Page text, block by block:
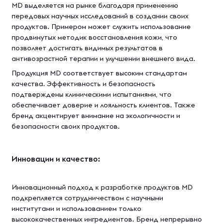
MD выделяется на рынке благодаря применению
передовых научных исследований в создании своих
продуктов. Примером может служить использование
продвинутых методик восстановления кожи, что
позволяет достигать видимых результатов в
антивозрастной терапии и улучшении внешнего вида.
Продукция MD соответствует высоким стандартам
качества. Эффективность и безопасность
подтверждены клиническими испытаниями, что
обеспечивает доверие и лояльность клиентов. Также
бренд акцентирует внимание на экологичности и
безопасности своих продуктов.
Инновации и качество:
Инновационный подход к разработке продуктов MD
подкрепляется сотрудничеством с научными
институтами и использованием только
высококачественных ингредиентов. Бренд непрерывно